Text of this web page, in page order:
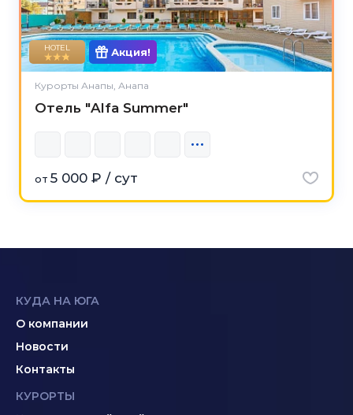
HOTEL Акция!
Курорты Анапы, Анапа
Отель "Alfa Summer"
от 5 000 ₽ / сут
КУДА НА ЮГА
О компании
Новости
Контакты
КУРОРТЫ